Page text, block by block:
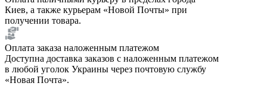
Киев, а также курьерам «Новой Почты» при
получении товара.
Оплата заказа наложенным платежом
Доступна доставка заказов с наложенным платежом
в любой уголок Украины через почтовую службу
«Новая Почта».